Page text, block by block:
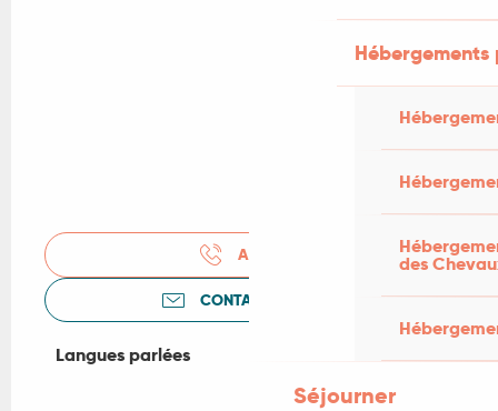
des
Séjourner
APPELER
CONTACTEZ-NOUS
Langues parlées
Langues parlées